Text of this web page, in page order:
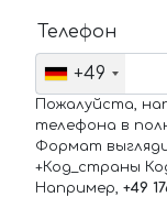
Телефон
+49
Пожалуйста,
телефона в
Формат
+Код_страны
Например, +49